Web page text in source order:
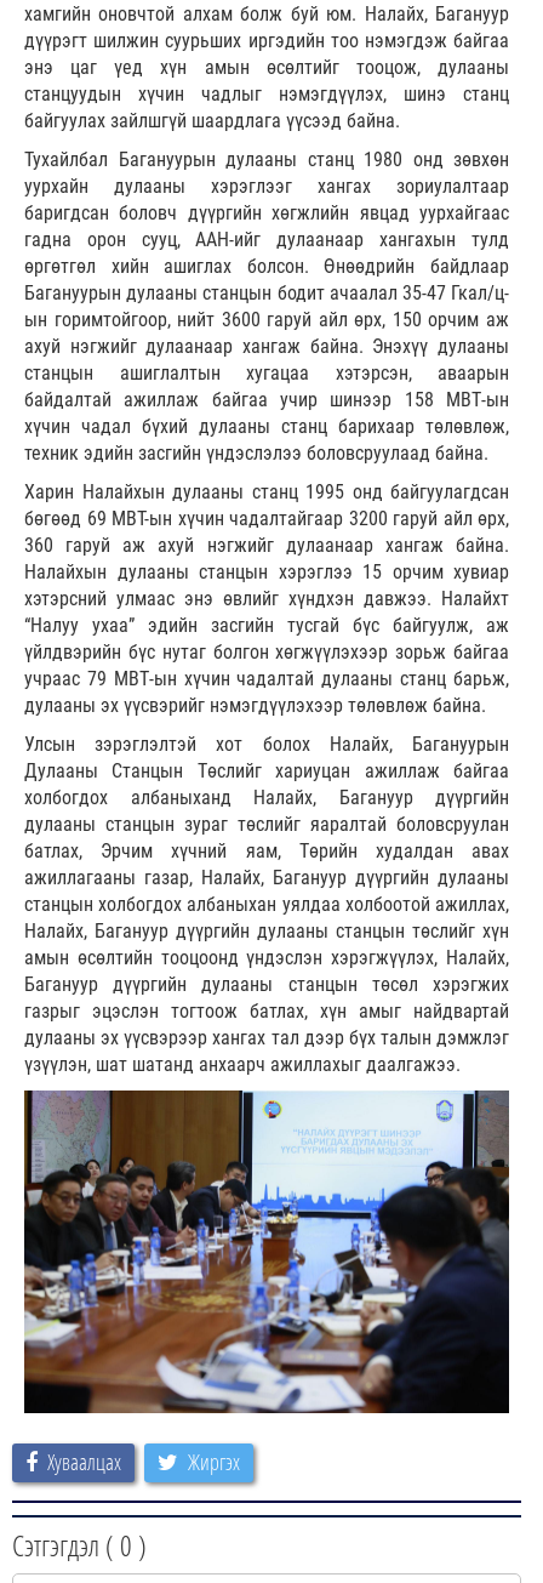
хамгийн оновчтой алхам болж буй юм. Налайх, Багануур
дүүрэгт шилжин суурьших иргэдийн тоо нэмэгдэж байгаа
энэ цаг үед хүн амын өсөлтийг тооцож, дулааны
станцуудын хүчин чадлыг нэмэгдүүлэх, шинэ станц
байгуулах зайлшгүй шаардлага үүсээд байна.
Тухайлбал Багануурын дулааны станц 1980 онд зөвхөн
уурхайн дулааны хэрэглээг хангах зориулалтаар
баригдсан боловч дүүргийн хөгжлийн явцад уурхайгаас
гадна орон сууц, ААН-ийг дулаанаар хангахын тулд
өргөтгөл хийн ашиглах болсон. Өнөөдрийн байдлаар
Багануурын дулааны станцын бодит ачаалал 35-47 Гкал/ц-
ын горимтойгоор, нийт 3600 гаруй айл өрх, 150 орчим аж
ахуй нэгжийг дулаанаар хангаж байна. Энэхүү дулааны
станцын ашиглалтын хугацаа хэтэрсэн, аваарын
байдалтай ажиллаж байгаа учир шинээр 158 МВТ-ын
хүчин чадал бүхий дулааны станц барихаар төлөвлөж,
техник эдийн засгийн үндэслэлээ боловсруулаад байна.
Харин Налайхын дулааны станц 1995 онд байгуулагдсан
бөгөөд 69 MBT-ын хүчин чадалтайгаар 3200 гаруй айл өрх,
360 гаруй аж ахуй нэгжийг дулаанаар хангаж байна.
Налайхын дулааны станцын хэрэглээ 15 орчим хувиар
хэтэрсний улмаас энэ өвлийг хүндхэн давжээ. Налайхт
“Налуу ухаа” эдийн засгийн тусгай бүс байгуулж, аж
үйлдвэрийн бүс нутаг болгон хөгжүүлэхээр зорьж байгаа
учраас 79 МВТ-ын хүчин чадалтай дулааны станц барьж,
дулааны эх үүсвэрийг нэмэгдүүлэхээр төлөвлөж байна.
Улсын зэрэглэлтэй хот болох Налайх, Багануурын
Дулааны Станцын Төслийг хариуцан ажиллаж байгаа
холбогдох албаныханд Налайх, Багануур дүүргийн
дулааны станцын зураг төслийг яаралтай боловсруулан
батлах, Эрчим хүчний яам, Төрийн худалдан авах
ажиллагааны газар, Налайх, Багануур дүүргийн дулааны
станцын холбогдох албаныхан уялдаа холбоотой ажиллах,
Налайх, Багануур дүүргийн дулааны станцын төслийг хүн
амын өсөлтийн тооцоонд үндэслэн хэрэгжүүлэх, Налайх,
Багануур дүүргийн дулааны станцын төсөл хэрэгжих
газрыг эцэслэн тогтоож батлах, хүн амыг найдвартай
дулааны эх үүсвэрээр хангах тал дээр бүх талын дэмжлэг
үзүүлэн, шат шатанд анхаарч ажиллахыг даалгажээ.
Хуваалцах Жиргэх
Сэтгэгдэл ( 0 )